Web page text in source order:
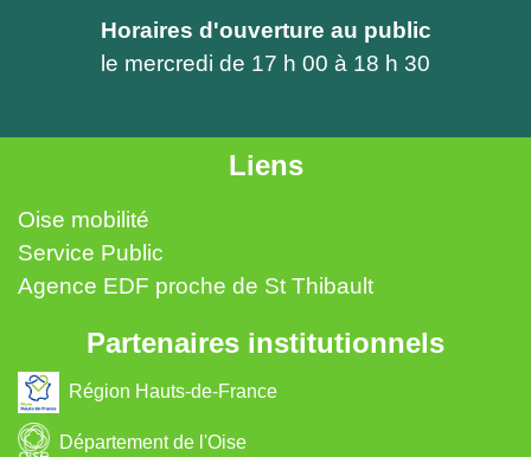
Horaires d'ouverture au public
le mercredi de 17 h 00 à 18 h 30
Liens
Oise mobilité
Service Public
Agence EDF proche de St Thibault
Partenaires institutionnels
Région Hauts-de-France
Département de l'Oise